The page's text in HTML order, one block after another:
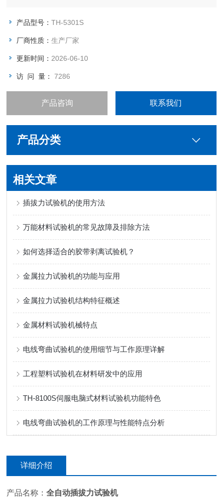
同时，解决各种连接器测试的夹具问题，及测试时公母连接器能
产品型号：TH-5301S
厂商性质：生产厂家
更新时间：2026-06-10
访 问 量：7286
产品咨询 联系我们
产品分类
相关文章
插拔力试验机的使用方法
万能材料试验机的常见故障及排除方法
如何选择适合的胶带剥离试验机？
金属拉力试验机的功能与应用
金属拉力试验机结构特征概述
金属材料试验机械特点
电线弯曲试验机的使用细节与工作原理详解
工程塑料试验机在材料研发中的应用
TH-8100S伺服电脑式材料试验机功能特色
电线弯曲试验机的工作原理与性能特点分析
详细介绍
产品名称：全自动插拔力试验机